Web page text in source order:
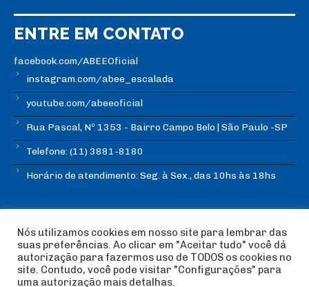
ENTRE EM CONTATO
facebook.com/ABEEOficial
instagram.com/abee_escalada
youtube.com/abeeoficial
Rua Pascal, Nº 1353 - Bairro Campo Belo | São Paulo -SP
Telefone: (11) 3881-8180
Horário de atendimento: Seg. à Sex., das 10hs às 18hs
© Copyright ABEE | Associação Brasileira de Escalada
Esportiva 2018 | Design:
Imagética Design
Nós utilizamos cookies em nosso site para lembrar das
suas preferências. Ao clicar em "Aceitar tudo" você dá
autorização para fazermos uso de TODOS os cookies no
site. Contudo, você pode visitar "Configurações" para
uma autorização mais detalhas.